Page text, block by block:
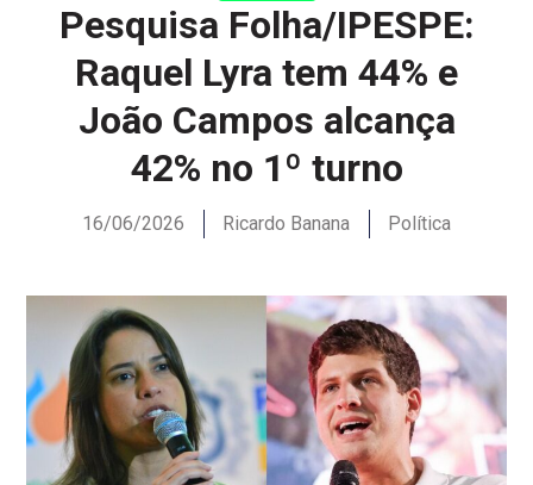
Pesquisa Folha/IPESPE:
Raquel Lyra tem 44% e
João Campos alcança
42% no 1º turno
16/06/2026 Ricardo Banana Política